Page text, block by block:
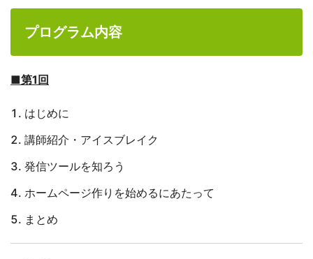
プログラム内容
■第1回
はじめに
講師紹介・アイスブレイク
発信ツールを知ろう
ホームページ作りを始めるにあたって
まとめ